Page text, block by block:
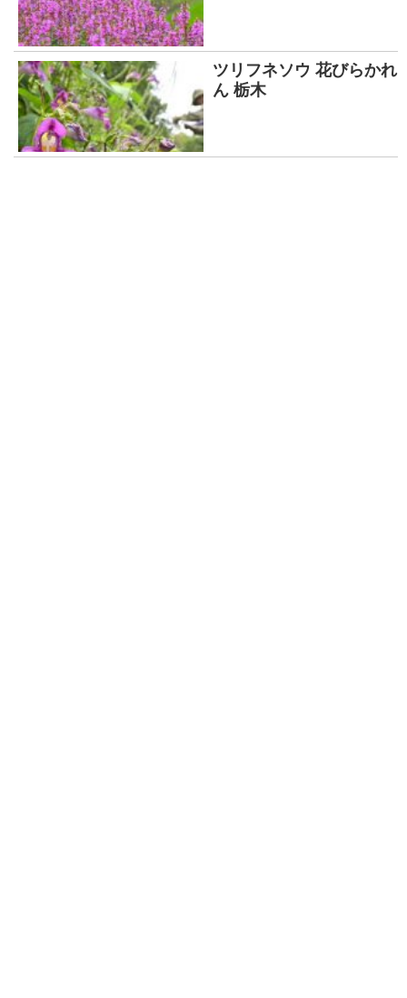
ツリフネソウ 花びらかれ
ん 栃木